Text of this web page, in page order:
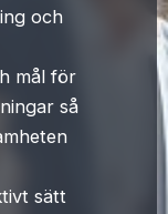
och
mål för
så
sätt